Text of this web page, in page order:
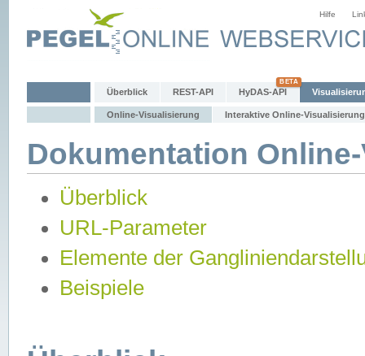
Hilfe
Überblick REST-API HyDAS-API
Online-Visualisierung Interaktive Online-Visualisierung
Dokumentation
Überblick
URL-Parameter
Elemente der
Beispiele